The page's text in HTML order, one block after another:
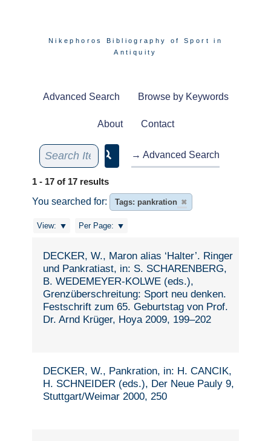
Nikephoros Bibliography of Sport in
Antiquity
Advanced Search Browse by Keywords
About Contact
→ Advanced Search
1 - 17 of 17 results
You searched for:
Tags: pankration ✖
View: Per Page:
DECKER, W., Maron alias ‘Halter’. Ringer
und Pankratiast, in: S. SCHARENBERG,
B. WEDEMEYER-KOLWE (eds.),
Grenzüberschreitung: Sport neu denken.
Festschrift zum 65. Geburtstag von Prof.
Dr. Arnd Krüger, Hoya 2009, 199–202
DECKER, W., Pankration, in: H. CANCIK,
H. SCHNEIDER (eds.), Der Neue Pauly 9,
Stuttgart/Weimar 2000, 250